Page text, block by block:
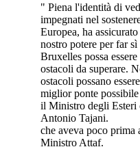
" Piena l'identità di
impegnati nel
Europea, ha
nostro potere per far
Bruxelles possa
ostacoli da superare.
ostacoli possano
miglior ponte
il Ministro degli Esteri
Antonio Tajani.
che aveva poco
Ministro Attaf.